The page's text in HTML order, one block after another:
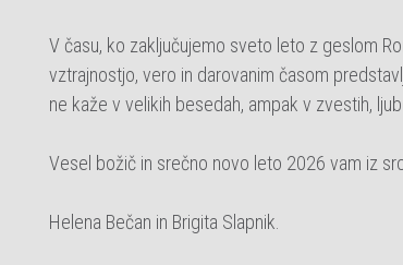
V času, ko zaključujemo sveto leto z geslom
vztrajnostjo, vero in darovanim časom
ne kaže v velikih besedah, ampak v zvestih,
Vesel božič in srečno novo leto 2026 vam iz
Helena Bečan in Brigita Slapnik.